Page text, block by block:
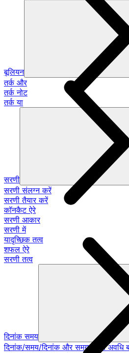
बूलियन
तर्क और
तर्क नोट
तर्क या
सरणी
सरणी संलग्न करें
सरणी तैयार करें
कॉनकैट ऐरे
सरणी आकार
सरणी में
यादृच्छिक तत्व
शफल ऐरे
सरणी तत्व
दिनांक समय
दिनांक/समय/दिनांक और समय/समय अवधि